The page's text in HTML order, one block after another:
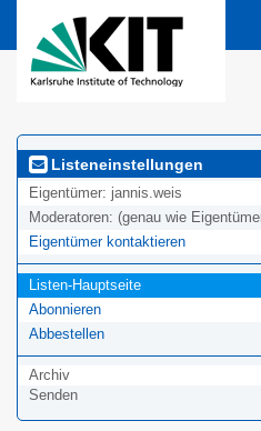
Listeneinstellungen
Eigentümer: jannis.weis
Moderatoren: (genau wie
Eigentümer kontaktieren
Listen-Hauptseite
Abonnieren
Abbestellen
Archiv
Senden